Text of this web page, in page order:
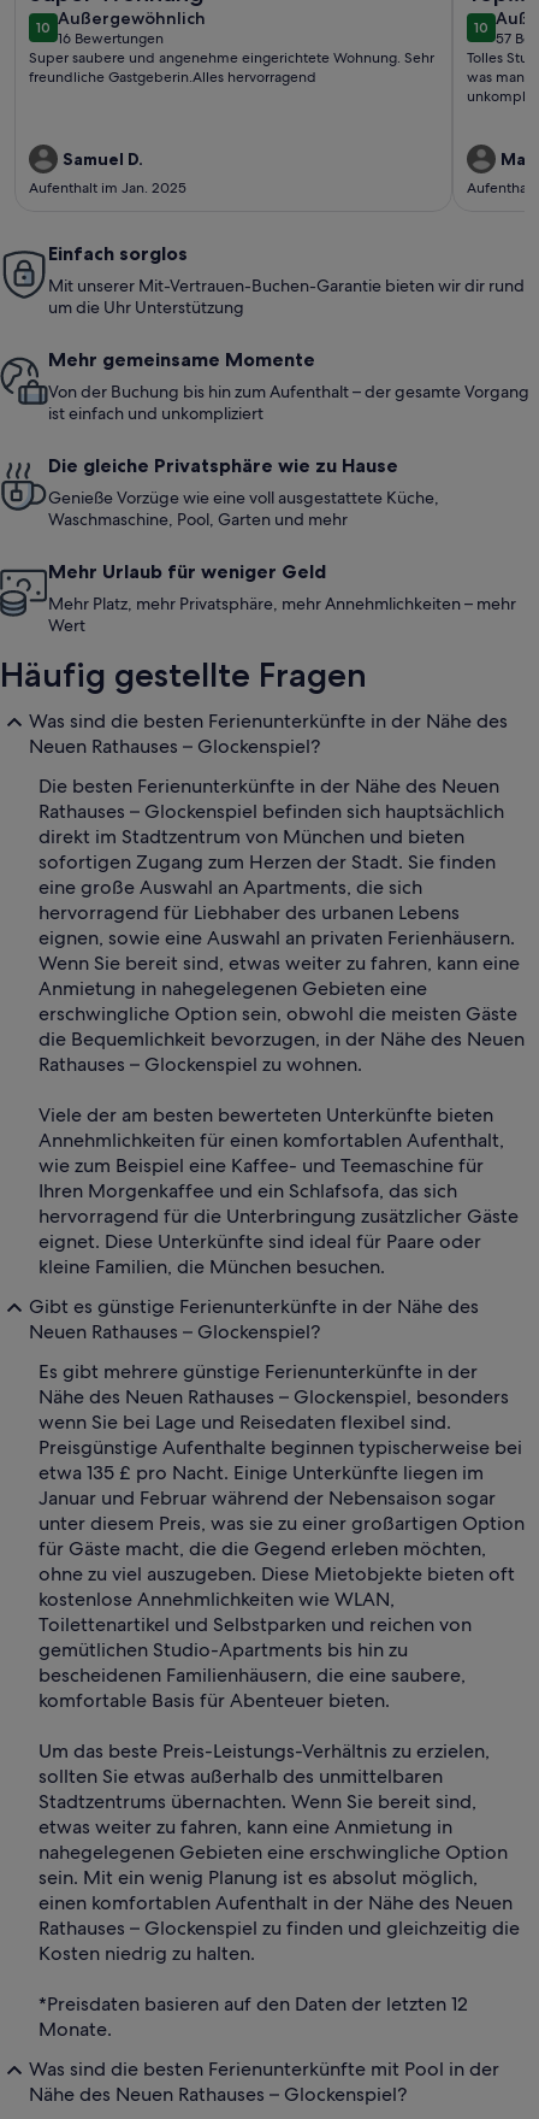
1010 von 10
Außergewöhnlich
außergewöhnlich
16 Bewertungen
(16
bewertungen)
Super saubere und angenehme eingerichtete Wohnung. Sehr
freundliche Gastgeberin.Alles hervorragend
Samuel D.
Aufenthalt im Jan. 2025
1010 von
57
(57
Tolles
was man
Einfach sorglos
Mit unserer Mit-Vertrauen-Buchen-Garantie bieten wir dir rund
um die Uhr Unterstützung
Mehr gemeinsame Momente
Von der Buchung bis hin zum Aufenthalt – der gesamte Vorgang
ist einfach und unkompliziert
Die gleiche Privatsphäre wie zu Hause
Genieße Vorzüge wie eine voll ausgestattete Küche,
Waschmaschine, Pool, Garten und mehr
Mehr Urlaub für weniger Geld
Mehr Platz, mehr Privatsphäre, mehr Annehmlichkeiten – mehr
Wert
Häufig gestellte Fragen
Was sind die besten Ferienunterkünfte in der Nähe des
Neuen Rathauses – Glockenspiel?
Die besten Ferienunterkünfte in der Nähe des Neuen
Rathauses – Glockenspiel befinden sich hauptsächlich
direkt im Stadtzentrum von München und bieten
sofortigen Zugang zum Herzen der Stadt. Sie finden
eine große Auswahl an Apartments, die sich
hervorragend für Liebhaber des urbanen Lebens
eignen, sowie eine Auswahl an privaten Ferienhäusern.
Wenn Sie bereit sind, etwas weiter zu fahren, kann eine
Anmietung in nahegelegenen Gebieten eine
erschwingliche Option sein, obwohl die meisten Gäste
die Bequemlichkeit bevorzugen, in der Nähe des Neuen
Rathauses – Glockenspiel zu wohnen.
Viele der am besten bewerteten Unterkünfte bieten
Annehmlichkeiten für einen komfortablen Aufenthalt,
wie zum Beispiel eine Kaffee- und Teemaschine für
Ihren Morgenkaffee und ein Schlafsofa, das sich
hervorragend für die Unterbringung zusätzlicher Gäste
eignet. Diese Unterkünfte sind ideal für Paare oder
kleine Familien, die München besuchen.
Gibt es günstige Ferienunterkünfte in der Nähe des
Neuen Rathauses – Glockenspiel?
Es gibt mehrere günstige Ferienunterkünfte in der
Nähe des Neuen Rathauses – Glockenspiel, besonders
wenn Sie bei Lage und Reisedaten flexibel sind.
Preisgünstige Aufenthalte beginnen typischerweise bei
etwa 135 £ pro Nacht. Einige Unterkünfte liegen im
Januar und Februar während der Nebensaison sogar
unter diesem Preis, was sie zu einer großartigen Option
für Gäste macht, die die Gegend erleben möchten,
ohne zu viel auszugeben. Diese Mietobjekte bieten oft
kostenlose Annehmlichkeiten wie WLAN,
Toilettenartikel und Selbstparken und reichen von
gemütlichen Studio-Apartments bis hin zu
bescheidenen Familienhäusern, die eine saubere,
komfortable Basis für Abenteuer bieten.
Um das beste Preis-Leistungs-Verhältnis zu erzielen,
sollten Sie etwas außerhalb des unmittelbaren
Stadtzentrums übernachten. Wenn Sie bereit sind,
etwas weiter zu fahren, kann eine Anmietung in
nahegelegenen Gebieten eine erschwingliche Option
sein. Mit ein wenig Planung ist es absolut möglich,
einen komfortablen Aufenthalt in der Nähe des Neuen
Rathauses – Glockenspiel zu finden und gleichzeitig die
Kosten niedrig zu halten.
*Preisdaten basieren auf den Daten der letzten 12
Monate.
Was sind die besten Ferienunterkünfte mit Pool in der
Nähe des Neuen Rathauses – Glockenspiel?